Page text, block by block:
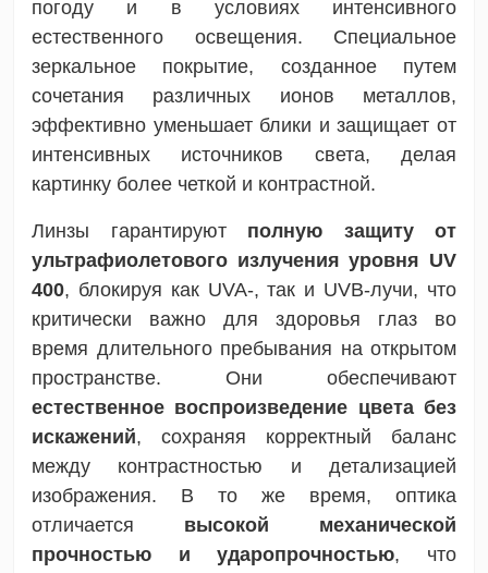
погоду и в условиях интенсивного
естественного освещения. Специальное
зеркальное покрытие, созданное путем
сочетания различных ионов металлов,
эффективно уменьшает блики и защищает от
интенсивных источников света, делая
картинку более четкой и контрастной.
Линзы гарантируют полную защиту от
ультрафиолетового излучения уровня UV
400, блокируя как UVA-, так и UVB-лучи, что
критически важно для здоровья глаз во
время длительного пребывания на открытом
пространстве. Они обеспечивают
естественное воспроизведение цвета без
искажений, сохраняя корректный баланс
между контрастностью и детализацией
изображения. В то же время, оптика
отличается высокой механической
прочностью и ударопрочностью, что